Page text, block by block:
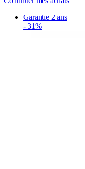
Garantie 2 ans
- 31%